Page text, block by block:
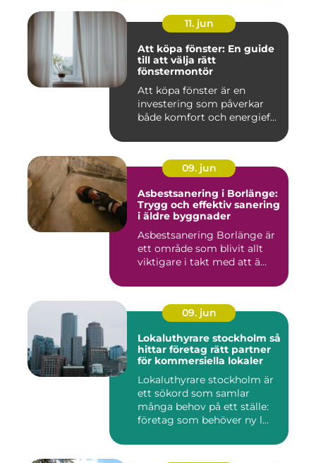
11. jun
Att köpa fönster: En guide
till att välja rätt
fönstermontör
Att köpa fönster är en
investering som påverkar
både komfort och energief...
09. jun
Asbestsanering i Borlänge:
Trygg och effektiv sanering
i äldre byggnader
Asbestsanering Borlänge är
ett område som blivit allt
viktigare i takt med att ä...
09. jun
Lokaluthyrare stockholm så
hittar företag rätt partner
för kommersiella lokaler
Lokaluthyrare stockholm är
ett sökord som samlar
många behov på ett ställe:
företag som behöver ny l...